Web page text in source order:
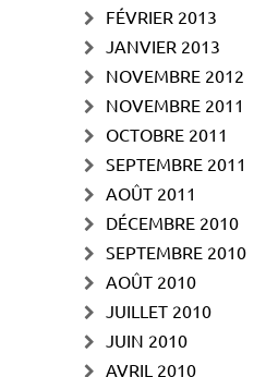
FÉVRIER 2013
JANVIER 2013
NOVEMBRE 2012
NOVEMBRE 2011
OCTOBRE 2011
SEPTEMBRE 2011
AOÛT 2011
DÉCEMBRE 2010
SEPTEMBRE 2010
AOÛT 2010
JUILLET 2010
JUIN 2010
AVRIL 2010